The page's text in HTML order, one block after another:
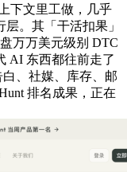
下文里工做，几乎
。其「干活扣果」
万万美元级别 DTC
AI 东西都往前走了
、社媒、库存、邮
排名成果，正在